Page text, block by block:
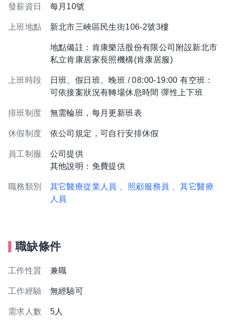
發薪資日 每月10號
上班地點 新北市三峽區民生街106-2號3樓
地點備註：肯康樂活股份有限公司附設新北市
私立肯康居家長照機構(肯康居服)
上班時段
日班、假日班、晚班 / 08:00-19:00 有空班：
可依接案狀況有轉場休息時間 彈性上下班
排班制度 無需輪班，每月更新班表
休假制度 依公司規定，可自行安排休假
員工制服
公司提供
其他說明：免費提供
職務類別 其它醫療從業人員 、照顧服務員
、其它醫療
人員
職缺條件
工作性質 兼職
工作經驗 無經驗可
需求人數 5人